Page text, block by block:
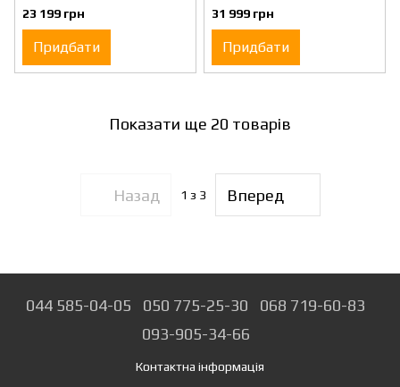
23 199 грн
Придбати
31 999 грн
Придбати
Показати ще 20 товарів
Назад 1 з 3 Вперед
044 585-04-05 050 775-25-30
068 719-60-83
093-905-34-66
Контактна інформація